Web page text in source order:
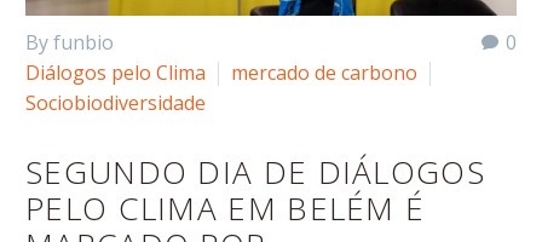
0
By funbio
Diálogos pelo Clima
mercado de carbono
Sociobiodiversidade
SEGUNDO DIA DE DIÁLOGOS
PELO CLIMA EM BELÉM É